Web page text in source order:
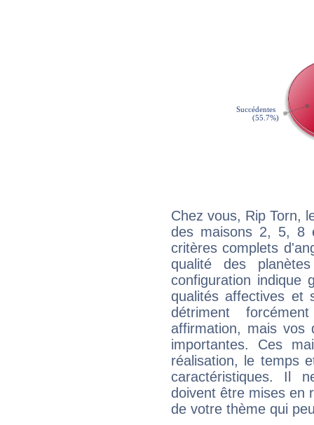
Chez vous, Rip Torn,
des maisons 2, 5, 8
critères complets
qualité des
configuration indique
qualités affectives et
détriment
affirmation, mais
importantes. Ces
réalisation, le temps
caractéristiques. Il
doivent être mises en
de votre thème qui